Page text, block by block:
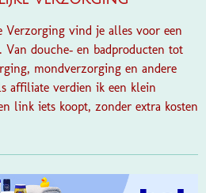
Verzorging vind je alles voor een
douche‑ en badproducten tot
mondverzorging en andere
affiliate verdien ik een klein
link iets koopt, zonder extra kosten